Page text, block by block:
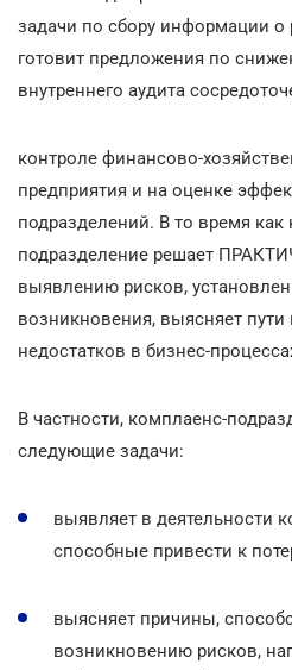
задачи по сбору информации о
готовит предложения по
внутреннего аудита
контроле финансово-
предприятия и на оценке
подразделений. В то время как
подразделение решает
выявлению рисков,
возникновения, выясняет
недостатков в бизнес-
В частности, комплаенс-
следующие задачи:
выявляет в деятельности
способные привести к
выясняет причины,
возникновению рисков,